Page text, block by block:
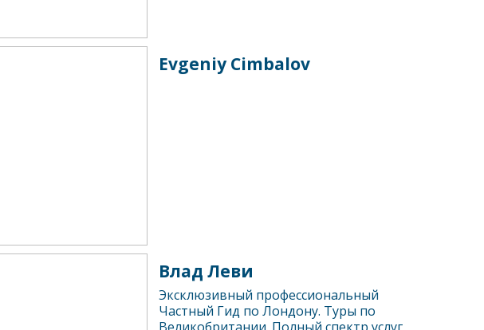
Evgeniy Cimbalov
Влад Леви
Эксклюзивный профессиональный
Частный Гид по Лондону. Туры по